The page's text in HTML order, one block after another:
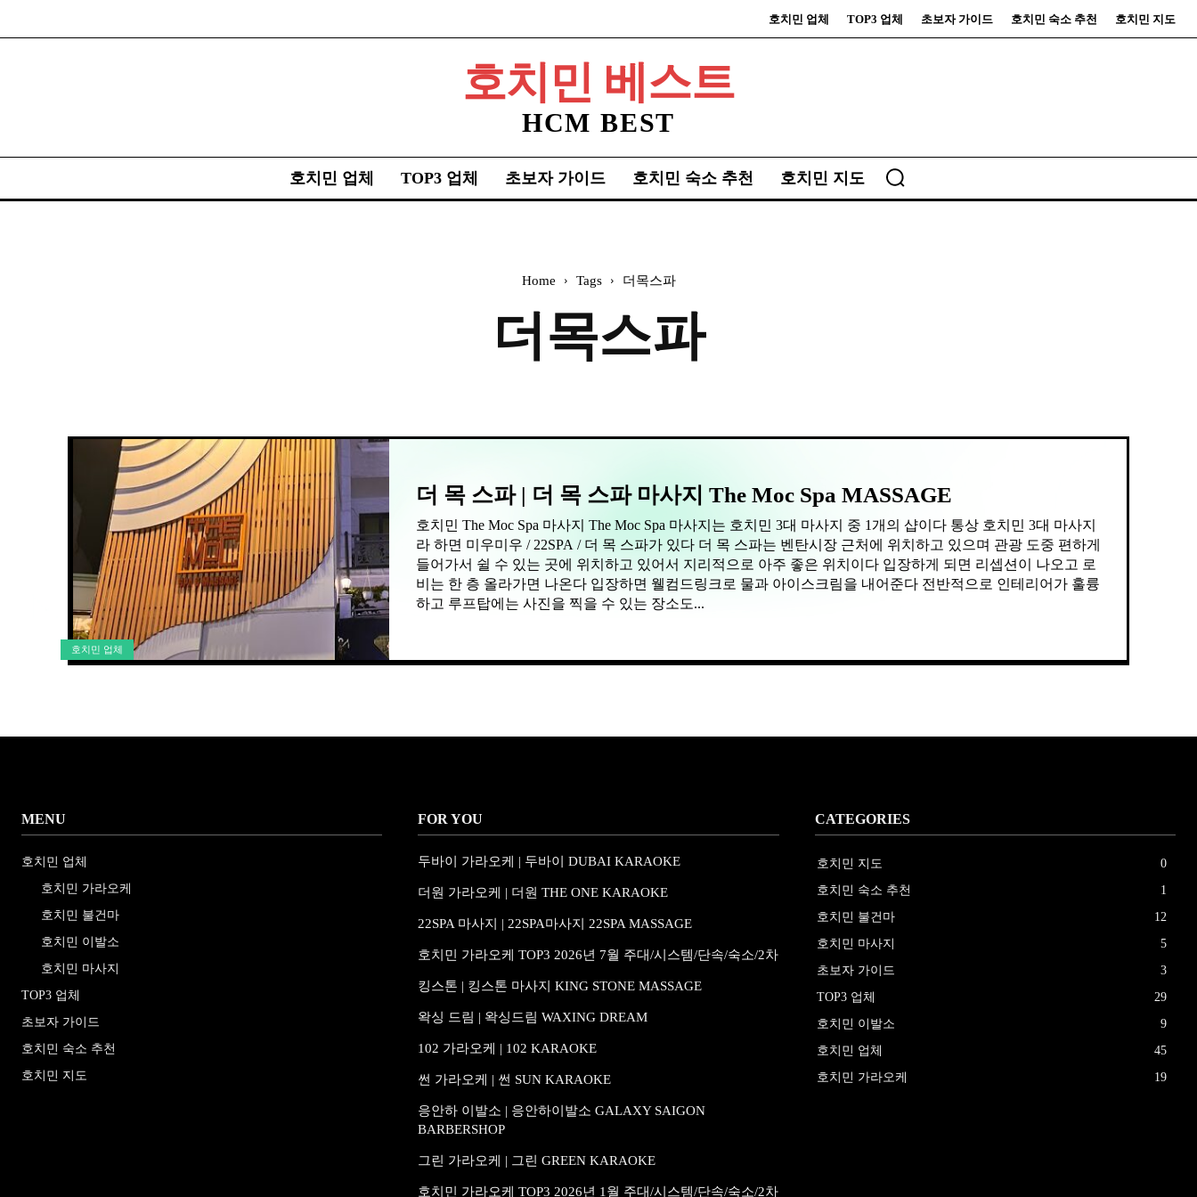
호치민 업체 TOP3 업체 초보자 가이드 호치민 숙소 추천 호치민 지도
호치민 베스트
HCM BEST
호치민 업체 TOP3 업체 초보자 가이드 호치민 숙소 추천 호치민 지도
Home Tags 더목스파
더목스파
호치민 업체
더 목 스파 | 더 목 스파 마사지 The Moc Spa MASSAGE
호치민 The Moc Spa 마사지 The Moc Spa 마사지는 호치민 3대 마사지 중 1개의 샵이다 통상 호치민 3대 마사지
라 하면 미우미우 / 22SPA / 더 목 스파가 있다 더 목 스파는 벤탄시장 근처에 위치하고 있으며 관광 도중 편하게
들어가서 쉴 수 있는 곳에 위치하고 있어서 지리적으로 아주 좋은 위치이다 입장하게 되면 리셉션이 나오고 로
비는 한 층 올라가면 나온다 입장하면 웰컴드링크로 물과 아이스크림을 내어준다 전반적으로 인테리어가 훌륭
하고 루프탑에는 사진을 찍을 수 있는 장소도...
MENU
호치민 업체
호치민 가라오케
호치민 불건마
호치민 이발소
호치민 마사지
TOP3 업체
초보자 가이드
호치민 숙소 추천
호치민 지도
FOR YOU
두바이 가라오케 | 두바이 DUBAI KARAOKE
더원 가라오케 | 더원 THE ONE KARAOKE
22SPA 마사지 | 22SPA마사지 22SPA MASSAGE
호치민 가라오케 TOP3 2026년 7월 주대/시스템/단속/숙소/2차
킹스톤 | 킹스톤 마사지 KING STONE MASSAGE
왁싱 드림 | 왁싱드림 WAXING DREAM
102 가라오케 | 102 KARAOKE
썬 가라오케 | 썬 SUN KARAOKE
응안하 이발소 | 응안하이발소 GALAXY SAIGON
BARBERSHOP
그린 가라오케 | 그린 GREEN KARAOKE
호치민 가라오케 TOP3 2026년 1월 주대/시스템/단속/숙소/2차
CATEGORIES
호치민 지도
0
호치민 숙소 추천
1
호치민 불건마
12
호치민 마사지
5
초보자 가이드
3
TOP3 업체
29
호치민 이발소
9
호치민 업체
45
호치민 가라오케
19